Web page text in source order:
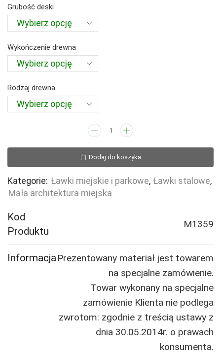
Grubość deski
Wykończenie drewna
Rodzaj drewna
ilość
Oratio
Dodaj do koszyka
Kategorie: Ławki miejskie i parkowe, Ławki stalowe,
Mała architektura miejska
Kod
Produktu
M1359
InformacjaPrezentowany materiał jest towarem
na specjalne zamówienie.
Towar wykonany na specjalne
zamówienie Klienta nie podlega
zwrotom: zgodnie z treścią ustawy z
dnia 30.05.2014r. o prawach
konsumenta.